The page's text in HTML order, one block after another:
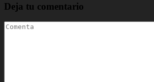
Deja tu comentario